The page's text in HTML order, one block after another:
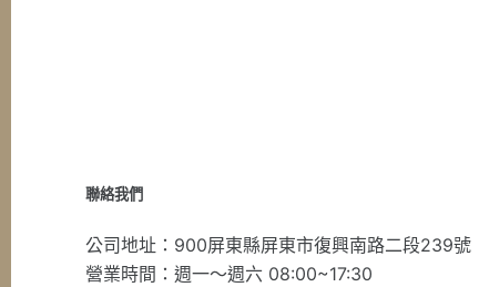
聯絡我們
公司地址：900屏東縣屏東市復興南路二段239號
營業時間：週一～週六 08:00~17:30